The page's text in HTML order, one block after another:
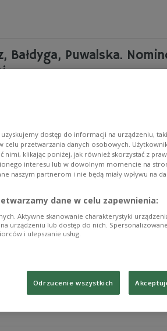
Bałdyga, Puwalska.
"Naukę oddychania", Jerzy
i Agata Puwalska za "Alis Ubbo" -
lub laureatkę poznamy 29
Trójka Michał Rusinek
Szymborskiej.
Szymborska otrzymała
Polką uhonorowaną w tej
pozwala historycznemu i
tym roku mija 30 lat od tego
Michał Rusinek Literacka Nagroda
dostęp do informacji na urządzeniu,
przetwarzania danych osobowych.
nimi, klikając poniżej, jak również skorzystać z
interesu lub w dowolnym momencie na
naszym partnerom i nie będą miały wpływu na
dane w celu zapewnienia:
Aktywne skanowanie charakterystyki
urządzeniu lub dostęp do nich.
i ulepszanie usług.
Odrzucenie wszystkich